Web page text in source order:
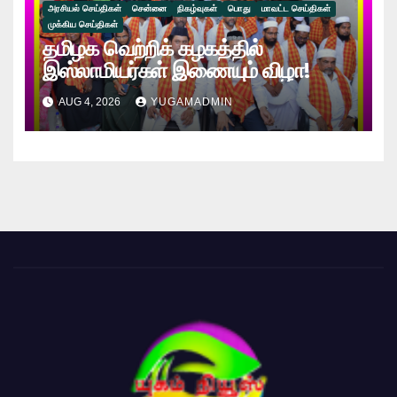
அரசியல் செய்திகள் சென்னை நிகழ்வுகள் பொது
மாவட்ட செய்திகள்
முக்கிய செய்திகள்
தமிழக வெற்றிக் கழகத்தில்
இஸ்லாமியர்கள் இணையும் விழா!
AUG 4, 2026 YUGAMADMIN